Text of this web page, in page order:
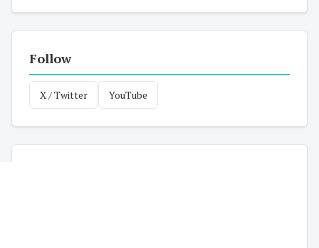
Follow
X / Twitter YouTube